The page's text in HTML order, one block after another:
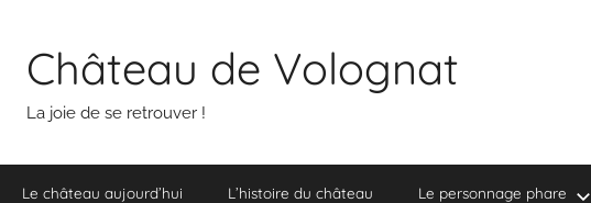
contenuChâteau de Volognat
La joie de se retrouver !
Le château aujourd’hui L’histoire du château Le personnage phare